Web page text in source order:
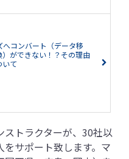
へコンバート（データ移
ができない！？その理由
いて
トラクターが、30社以
サポート致します。マ